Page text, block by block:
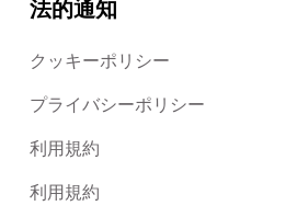
法的通知
クッキーポリシー
プライバシーポリシー
利用規約
利用規約